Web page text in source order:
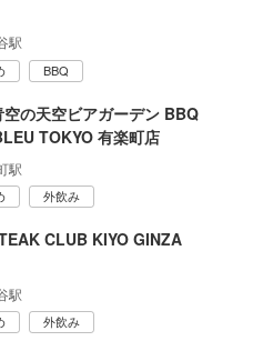
駅
BBQ
の天空ビアガーデン BBQ
TOKYO 有楽町店
駅
外飲み
CLUB KIYO GINZA
駅
外飲み